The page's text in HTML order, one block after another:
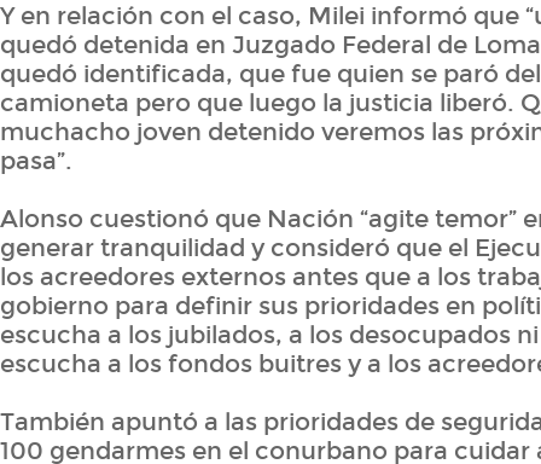
Y en relación con el caso, Milei informó que
quedó detenida en Juzgado Federal de
quedó identificada, que fue quien se paró
camioneta pero que luego la justicia liberó.
muchacho joven detenido veremos las
pasa”.
Alonso cuestionó que Nación “agite temor”
generar tranquilidad y consideró que el
los acreedores externos antes que a los
gobierno para definir sus prioridades en
escucha a los jubilados, a los desocupados
escucha a los fondos buitres y a los
También apuntó a las prioridades de
100 gendarmes en el conurbano para cuidar